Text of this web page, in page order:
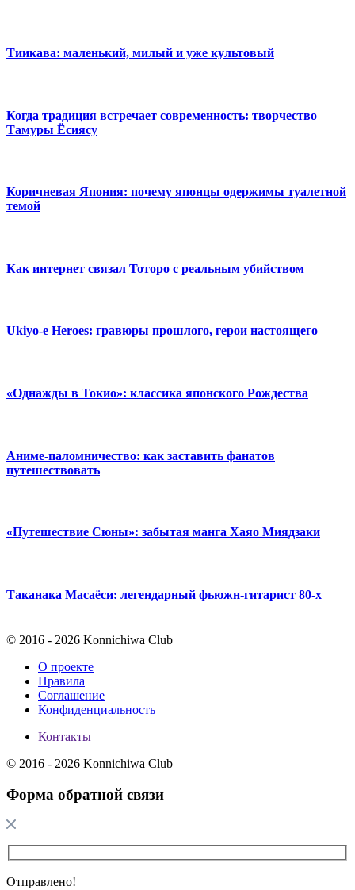
Тиикава: маленький, милый и уже культовый
Когда традиция встречает современность: творчество
Тамуры Ёсиясу
Коричневая Япония: почему японцы одержимы туалетной
темой
Как интернет связал Тоторо с реальным убийством
Ukiyo-e Heroes: гравюры прошлого, герои настоящего
«Однажды в Токио»: классика японского Рождества
Аниме-паломничество: как заставить фанатов
путешествовать
«Путешествие Сюны»: забытая манга Хаяо Миядзаки
Таканака Масаёси: легендарный фьюжн-гитарист 80-х
© 2016 - 2026 Konnichiwa Club
О проекте
Правила
Соглашение
Конфиденциальность
Контакты
© 2016 - 2026 Konnichiwa Club
Форма обратной связи
Отправлено!